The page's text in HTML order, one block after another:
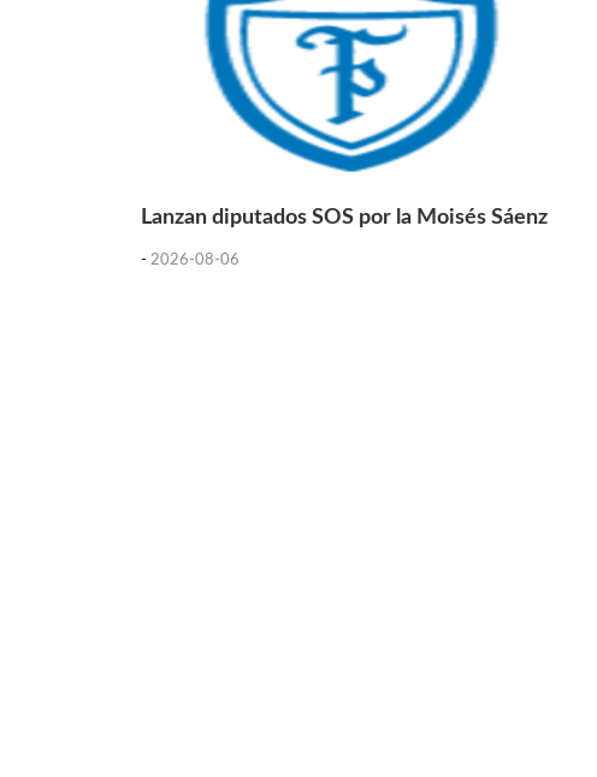
Lanzan diputados SOS por la Moisés Sáenz
- 2026-08-06